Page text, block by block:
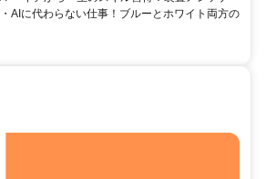
AIに代わらない仕事！ブルーとホワイト両方の